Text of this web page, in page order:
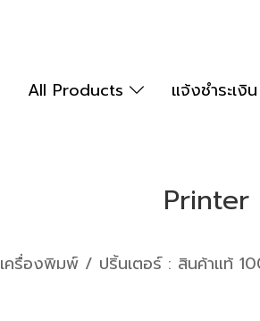
All Products แจ้งชำระเงิน
Printer
เครื่องพิมพ์ / ปริ้นเตอร์ : สินค้าแท้